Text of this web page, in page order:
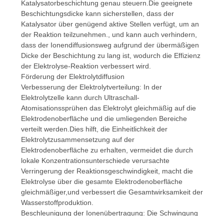
Katalysatorbeschichtung genau steuern.Die geeignete
Beschichtungsdicke kann sicherstellen, dass der
Katalysator über genügend aktive Stellen verfügt, um an
der Reaktion teilzunehmen., und kann auch verhindern,
dass der Ionendiffusionsweg aufgrund der übermäßigen
Dicke der Beschichtung zu lang ist, wodurch die Effizienz
der Elektrolyse-Reaktion verbessert wird.
Förderung der Elektrolytdiffusion
Verbesserung der Elektrolytverteilung: In der
Elektrolytzelle kann durch Ultraschall-
Atomisationssprühen das Elektrolyt gleichmäßig auf die
Elektrodenoberfläche und die umliegenden Bereiche
verteilt werden.Dies hilft, die Einheitlichkeit der
Elektrolytzusammensetzung auf der
Elektrodenoberfläche zu erhalten, vermeidet die durch
lokale Konzentrationsunterschiede verursachte
Verringerung der Reaktionsgeschwindigkeit, macht die
Elektrolyse über die gesamte Elektrodenoberfläche
gleichmäßiger,und verbessert die Gesamtwirksamkeit der
Wasserstoffproduktion.
Beschleunigung der Ionenübertragung: Die Schwingung